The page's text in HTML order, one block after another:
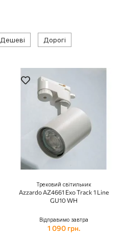
Дешеві Дорогі
Трековий світильник
Azzardo AZ4661 Exo Track 1 Line
GU10 WH
Відправимо завтра
1 090 грн.